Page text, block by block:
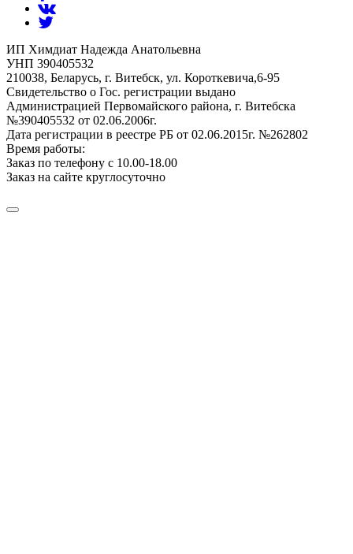
ИП Химдиат Надежда Анатольевна
УНП 390405532
210038, Беларусь, г. Витебск, ул. Короткевича,6-95
Свидетельство о Гос. регистрации выдано
Администрацией Первомайского района, г. Витебска
№390405532 от 02.06.2006г.
Дата регистрации в реестре РБ от 02.06.2015г. №262802
Время работы:
Заказ по телефону с 10.00-18.00
Заказ на сайте круглосуточно